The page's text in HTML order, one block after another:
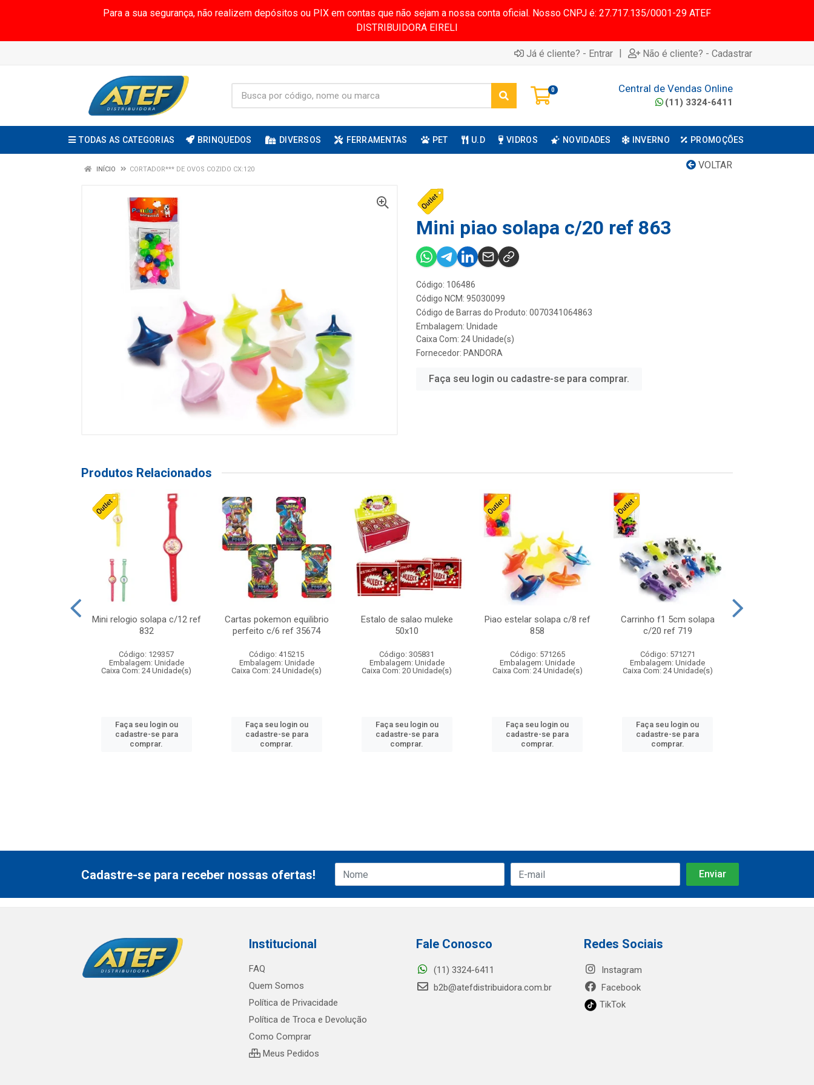
Para a sua segurança, não realizem depósitos ou PIX em contas que não sejam a nossa conta oficial. Nosso CNPJ é: 27.717.135/0001-29 ATEF
DISTRIBUIDORA EIRELI
Já é cliente? - Entrar | Não é cliente? - Cadastrar
0 Central de Vendas Online
(11) 3324-6411
TODAS AS CATEGORIAS BRINQUEDOS DIVERSOS FERRAMENTAS PET U.D VIDROS NOVIDADES INVERNO PROMOÇÕES
VOLTAR
INÍCIO CORTADOR*** DE OVOS COZIDO CX:120
Mini piao solapa c/20 ref 863
Código: 106486
Código NCM: 95030099
Código de Barras do Produto: 0070341064863
Embalagem: Unidade
Caixa Com: 24 Unidade(s)
Fornecedor: PANDORA
Faça seu login ou cadastre-se para comprar.
Produtos Relacionados
Mini relogio solapa c/12 ref
832
Código: 129357
Embalagem: Unidade
Caixa Com: 24 Unidade(s)
Faça seu login ou
cadastre-se para
comprar.
Cartas pokemon equilibrio
perfeito c/6 ref 35674
Código: 415215
Embalagem: Unidade
Caixa Com: 24 Unidade(s)
Faça seu login ou
cadastre-se para
comprar.
Estalo de salao muleke
50x10
Código: 305831
Embalagem: Unidade
Caixa Com: 20 Unidade(s)
Faça seu login ou
cadastre-se para
comprar.
Piao estelar solapa c/8 ref
858
Código: 571265
Embalagem: Unidade
Caixa Com: 24 Unidade(s)
Faça seu login ou
cadastre-se para
comprar.
Carrinho f1 5cm solapa
c/20 ref 719
Código: 571271
Embalagem: Unidade
Caixa Com: 24 Unidade(s)
Faça seu login ou
cadastre-se para
comprar.
Cadastre-se para receber nossas ofertas!
Institucional
FAQ
Quem Somos
Política de Privacidade
Política de Troca e Devolução
Como Comprar
Meus Pedidos
Fale Conosco
(11) 3324-6411
b2b@atefdistribuidora.com.br
Redes Sociais
Instagram
Facebook
TikTok